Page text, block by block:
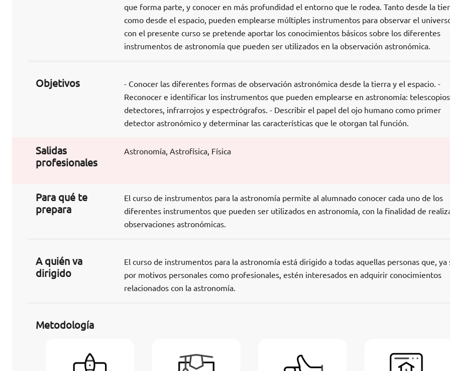
que forma parte, y conocer en más profundidad el entorno que le rodea. Tanto desde la
como desde el espacio, pueden emplearse múltiples instrumentos para observar el
con el presente curso se pretende aportar los conocimientos básicos sobre los diferentes
instrumentos de astronomía que pueden ser utilizados en la observación astronómica.
Objetivos
- Conocer las diferentes formas de observación astronómica desde la tierra y el espacio. -
Reconocer e identificar los instrumentos que pueden emplearse en astronomía:
detectores, infrarrojos y espectrógrafos. - Describir el papel del ojo humano como primer
detector astronómico y determinar las características que le otorgan tal función.
Salidas
profesionales
Astronomía, Astrofísica, Física
Para qué te
prepara
El curso de instrumentos para la astronomía permite al alumnado conocer cada uno de los
diferentes instrumentos que pueden ser utilizados en astronomía, con la finalidad de
observaciones astronómicas.
A quién va
dirigido
El curso de instrumentos para la astronomía está dirigido a todas aquellas personas que, ya
por motivos personales como profesionales, estén interesados en adquirir conocimientos
relacionados con la astronomía.
Metodología